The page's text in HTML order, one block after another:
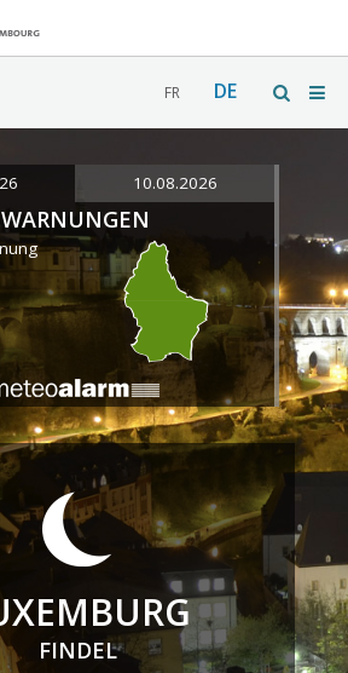
FR DE
10.08.2026
WARNUNGEN
FINDEL